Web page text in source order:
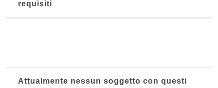
requisiti
Attualmente nessun soggetto con questi